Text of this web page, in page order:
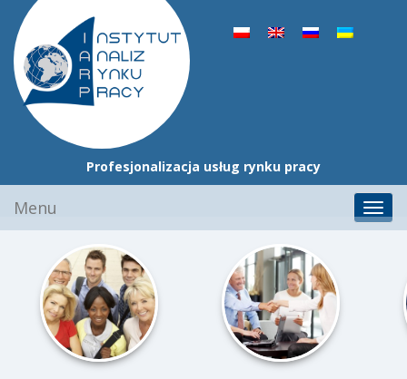
Profesjonalizacja usług rynku pracy
treści
Menu